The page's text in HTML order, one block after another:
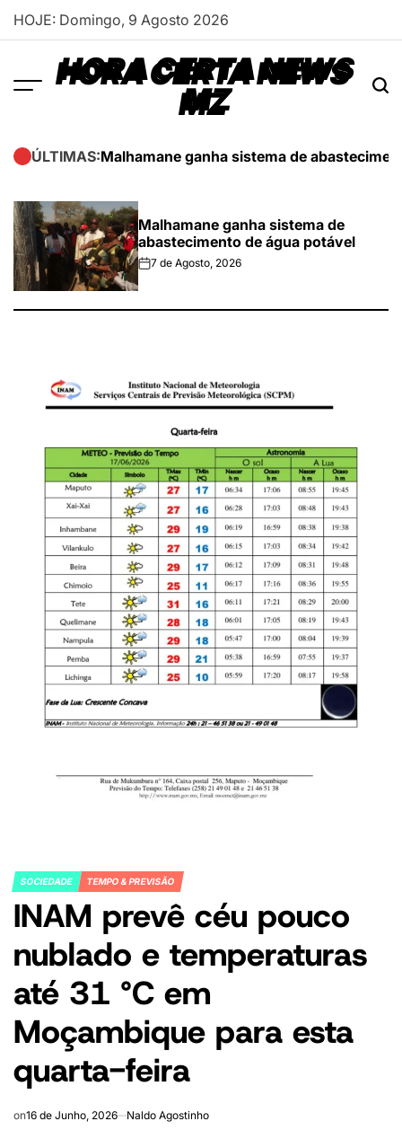
Skip
HOJE: Domingo, 9 Agosto 2026
HORA CERTA NEWS
MZ
ÚLTIMAS:Malhamane ganha sistema de
Malhamane ganha sistema de
abastecimento de água potável
on7 de Agosto, 2026
POSTED
IN
SOCIEDADE TEMPO & PREVISÃO
INAM prevê céu pouco
nublado e temperaturas
até 31 °C em
Moçambique para esta
quarta-feira
on16 de Junho, 2026 Naldo Agostinho